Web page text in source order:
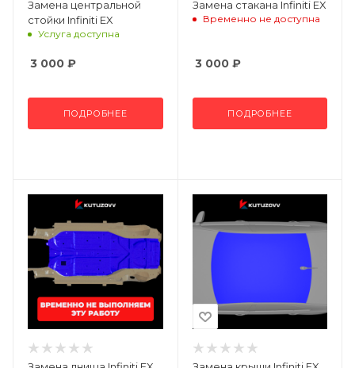
Замена центральной
стойки Infiniti EX
Услуга доступна
3 000 ₽
ПОДРОБНЕЕ
Замена стакана Infiniti EX
Временно не доступна
3 000₽
ПОДРОБНЕЕ